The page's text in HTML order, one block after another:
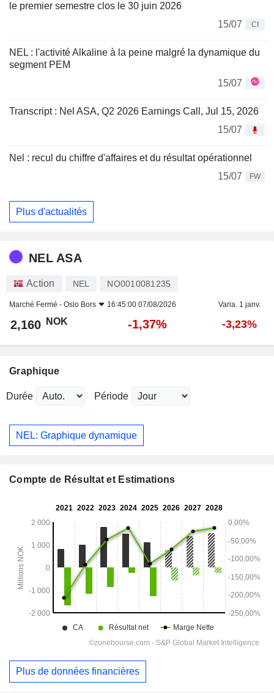
le premier semestre clos le 30 juin 2026
15/07
CI
NEL : l'activité Alkaline à la peine malgré la dynamique du
segment PEM
15/07
Transcript : Nel ASA, Q2 2026 Earnings Call, Jul 15, 2026
15/07
Nel : recul du chiffre d'affaires et du résultat opérationnel
15/07
FW
Plus d'actualités
NEL ASA
Action NEL NO0010081235
Marché Fermé - Oslo Bors 16:45:00 07/08/2026 Varia. 1 janv.
2,160 NOK -1,37% -3,23%
Graphique
Durée Période
NEL: Graphique dynamique
Compte de Résultat et Estimations
Plus de données financières